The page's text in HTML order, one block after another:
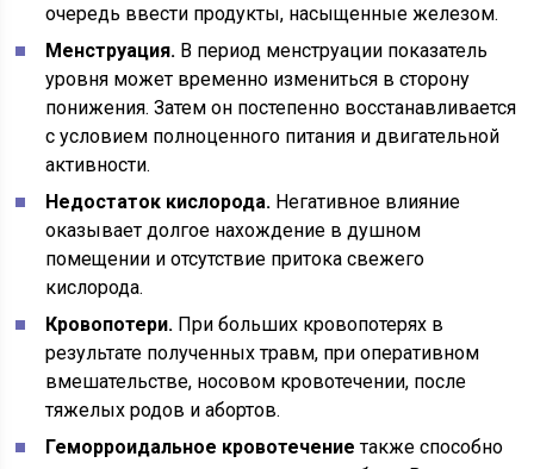
очередь ввести продукты, насыщенные железом.
Менструация. В период менструации показатель
уровня может временно измениться в сторону
понижения. Затем он постепенно восстанавливается
с условием полноценного питания и двигательной
активности.
Недостаток кислорода. Негативное влияние
оказывает долгое нахождение в душном
помещении и отсутствие притока свежего
кислорода.
Кровопотери. При больших кровопотерях в
результате полученных травм, при оперативном
вмешательстве, носовом кровотечении, после
тяжелых родов и абортов.
Геморроидальное кровотечение также способно